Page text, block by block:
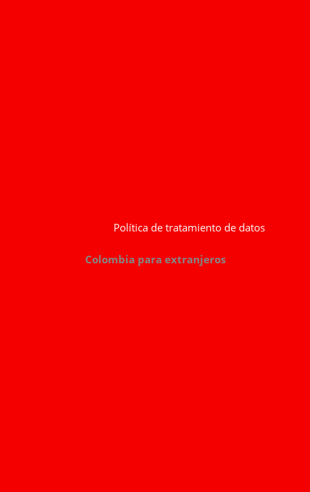
Política de tratamiento de datos
Colombia para extranjeros